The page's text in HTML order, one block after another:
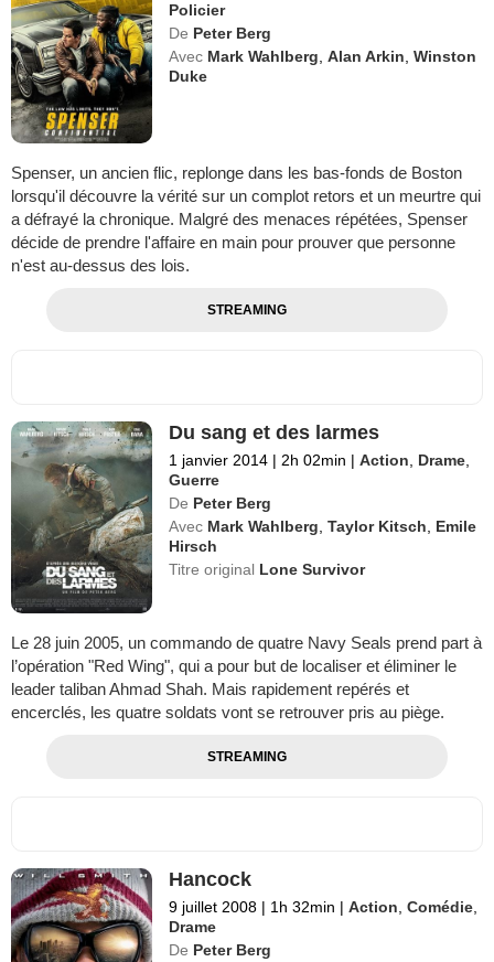
Policier
De Peter Berg
Avec Mark Wahlberg ,Alan Arkin ,Winston
Duke
Spenser, un ancien flic, replonge dans les bas-fonds de Boston
lorsqu'il découvre la vérité sur un complot retors et un meurtre qui
a défrayé la chronique. Malgré des menaces répétées, Spenser
décide de prendre l'affaire en main pour prouver que personne
n'est au-dessus des lois.
STREAMING
Du sang et des larmes
1 janvier 2014 | 2h 02min | Action Drame
Guerre
De Peter Berg
Avec Mark Wahlberg ,Taylor Kitsch
Emile
Hirsch
Titre original Lone Survivor
Le 28 juin 2005, un commando de quatre Navy Seals prend part à
l’opération "Red Wing", qui a pour but de localiser et éliminer le
leader taliban Ahmad Shah. Mais rapidement repérés et
encerclés, les quatre soldats vont se retrouver pris au piège.
STREAMING
Hancock
9 juillet 2008 | 1h 32min | Action ,Comédie
Drame
De Peter Berg